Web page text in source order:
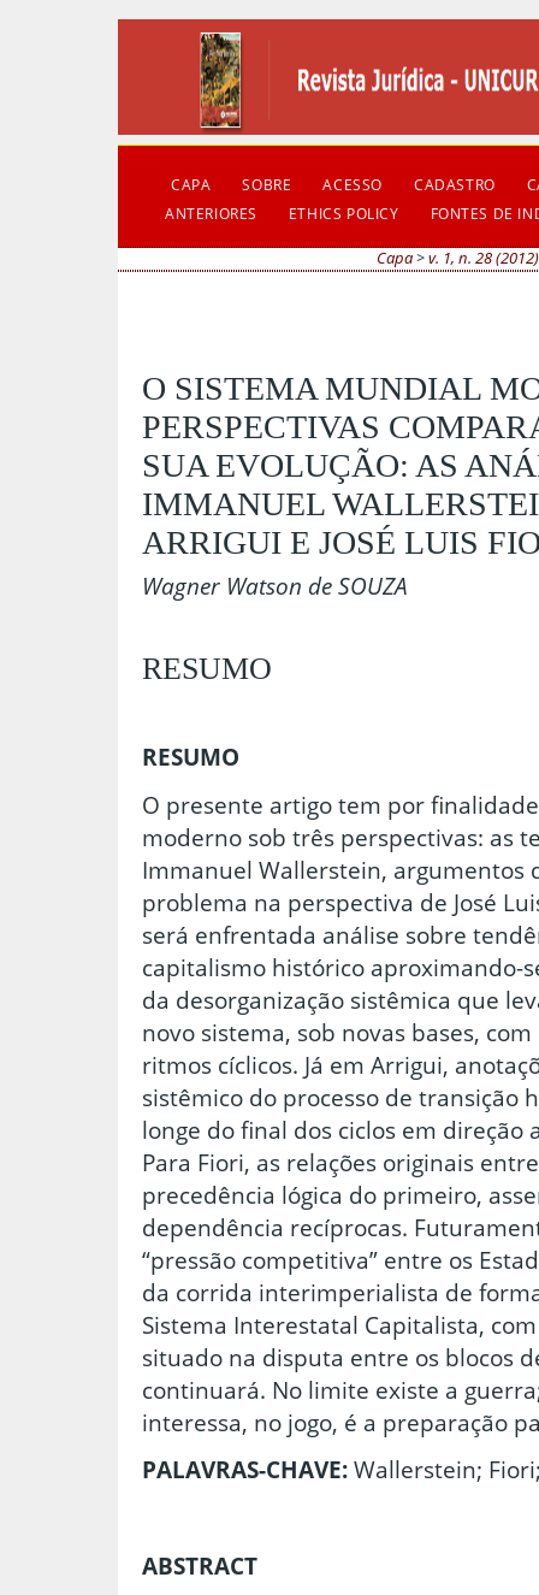
CAPA SOBRE ACESSO CADASTRO
ANTERIORES
ETHICS POLICY FONTES DE
Capa>v. 1, n. 28 (2012)
O SISTEMA MUNDIAL
PERSPECTIVAS
SUA EVOLUÇÃO: AS
IMMANUEL
ARRIGUI E JOSÉ LUIS
Wagner Watson de SOUZA
RESUMO
RESUMO
O presente artigo tem por
moderno sob três perspectivas: as
Immanuel Wallerstein, argumentos
problema na perspectiva de José
será enfrentada análise sobre
capitalismo histórico aproximando-
da desorganização sistêmica que
novo sistema, sob novas bases,
ritmos cíclicos. Já em Arrigui,
sistêmico do processo de transição
longe do final dos ciclos em direção
Para Fiori, as relações originais
precedência lógica do primeiro,
dependência recíprocas.
“pressão competitiva” entre os
da corrida interimperialista de
Sistema Interestatal Capitalista,
situado na disputa entre os blocos
continuará. No limite existe a
interessa, no jogo, é a preparação
PALAVRAS-CHAVE:Wallerstein;
ABSTRACT